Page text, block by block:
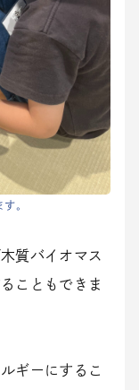
。
質バイオマス
こともできま
ギーにするこ